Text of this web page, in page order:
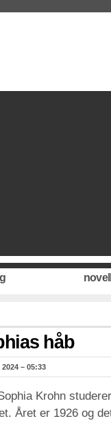
håb
– 05:33
Krohn
Året er 1926 og